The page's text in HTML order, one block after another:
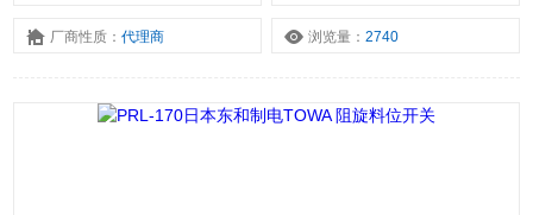
也可克服挂料的问题，是粉体在料位检测方面适用的料位开关。
厂商性质：代理商 浏览量：2740